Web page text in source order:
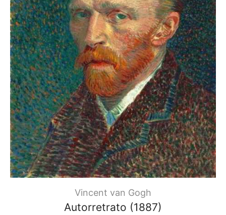
Vincent van Gogh
Autorretrato (1887)